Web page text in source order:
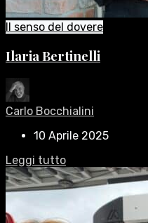
Il senso del dovere
Ilaria Bertinelli
Carlo Bocchialini
10 Aprile 2025
Leggi tutto